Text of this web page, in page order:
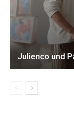
Julienco und